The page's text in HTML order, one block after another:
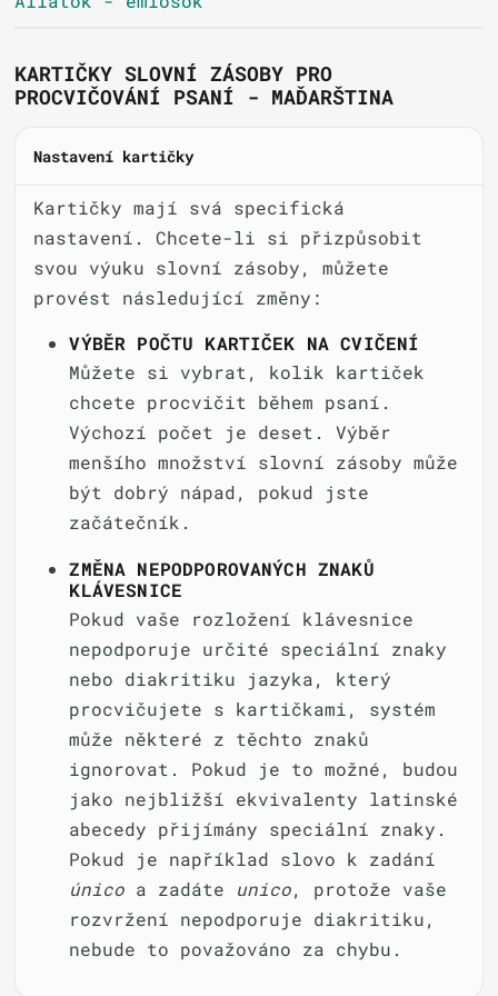
KARTIČKY SLOVNÍ ZÁSOBY PRO
PROCVIČOVÁNÍ PSANÍ - MAĎARŠTINA
Nastavení kartičky
Kartičky mají svá specifická
nastavení. Chcete-li si přizpůsobit
svou výuku slovní zásoby, můžete
provést následující změny:
VÝBĚR POČTU KARTIČEK NA CVIČENÍ
Můžete si vybrat, kolik kartiček
chcete procvičit během psaní.
Výchozí počet je deset. Výběr
menšího množství slovní zásoby může
být dobrý nápad, pokud jste
začátečník.
ZMĚNA NEPODPOROVANÝCH ZNAKŮ
KLÁVESNICE
Pokud vaše rozložení klávesnice
nepodporuje určité speciální znaky
nebo diakritiku jazyka, který
procvičujete s kartičkami, systém
může některé z těchto znaků
ignorovat. Pokud je to možné, budou
jako nejbližší ekvivalenty latinské
abecedy přijímány speciální znaky.
Pokud je například slovo k zadání
único a zadáte unico, protože vaše
rozvržení nepodporuje diakritiku,
nebude to považováno za chybu.